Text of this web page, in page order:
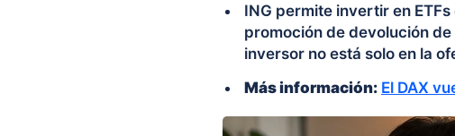
ING permite invertir en
promoción de devolución
inversor no está solo en la
Más información: El DAX